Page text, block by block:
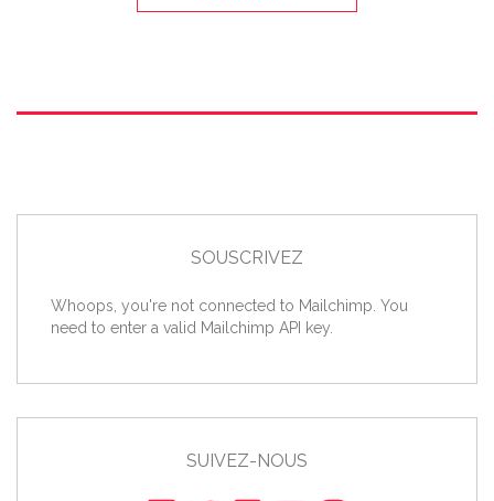
SOUSCRIVEZ
Whoops, you're not connected to Mailchimp. You
need to enter a valid Mailchimp API key.
SUIVEZ-NOUS